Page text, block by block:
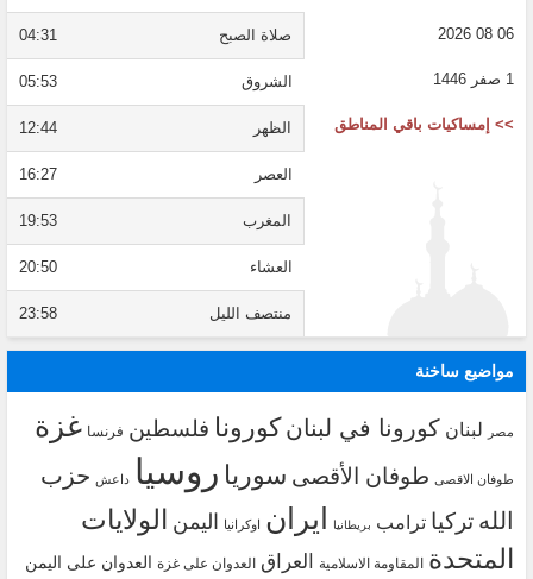
06 08 2026
1 صفر 1446
>> إمساكيات باقي المناطق
صلاة الصبح 04:31
الشروق 05:53
الظهر 12:44
العصر 16:27
المغرب 19:53
العشاء 20:50
منتصف الليل 23:58
مواضيع ساخنة
مصر لبنان كورونا في لبنانكورونا فلسطين فرنسا غزة
طوفان الاقصى طوفان الأقصى سوريا روسيا داعش حزب
الله تركيا ترامب بريطانيا ايران اوكرانيا اليمن
الولايات
المتحدة
المقاومة الاسلامية العراق العدوان على غزة العدوان على اليمن